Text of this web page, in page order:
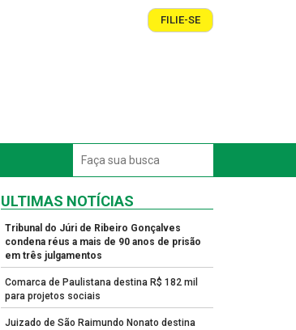
FILIE-SE
ULTIMAS NOTÍCIAS
Tribunal do Júri de Ribeiro Gonçalves
condena réus a mais de 90 anos de prisão
em três julgamentos
Comarca de Paulistana destina R$ 182 mil
para projetos sociais
Juizado de São Raimundo Nonato destina